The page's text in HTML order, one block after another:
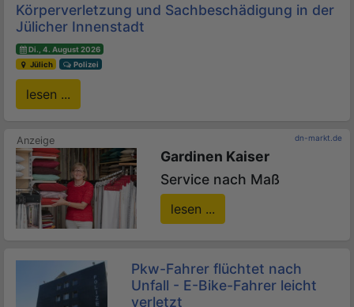
Körperverletzung und Sachbeschädigung in der
Jülicher Innenstadt
Di., 4. August 2026
Jülich
Polizei
lesen ...
dn-markt.de
Gardinen Kaiser
Service nach Maß
lesen ...
Pkw-Fahrer flüchtet nach
Unfall - E-Bike-Fahrer leicht
verletzt